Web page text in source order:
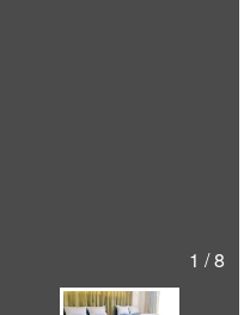
1 / 8